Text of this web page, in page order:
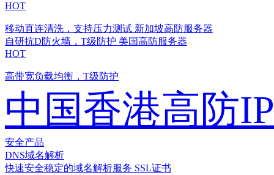
HOT
移动直连清洗，支持压力测试 新加坡高防服务器
自研抗D防火墙，T级防护 美国高防服务器
HOT
高带宽负载均衡，T级防护
中国香港高防IP
安全产品
DNS域名解析
快速安全稳定的域名解析服务 SSL证书